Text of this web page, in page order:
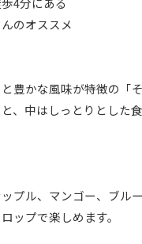
のオススメ
豊かな風味が特徴の「
、中はしっとりとした
プル、マンゴー、ブル
ップで楽しめます。